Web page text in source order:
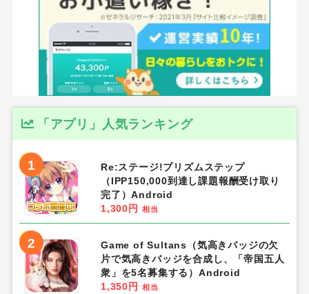
「アプリ」人気ランキング
1
Re:ステージ!プリズムステップ
（IPP150,000到達し課題報酬受け取り
完了）Android
1,300円
相当
2
Game of Sultans（気高きバッジの欠
片で気高きバッジを合成し、「帝国五人
衆」を5名募集する）Android
1,350円
相当